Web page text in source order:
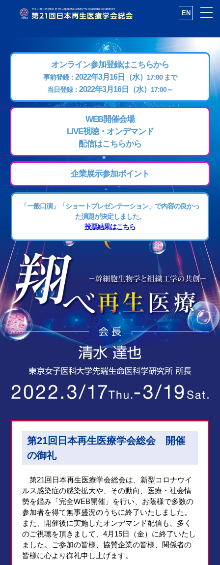
EN
オンライン参加登録はこちらから
事前登録： 2022年3月16日（水） 17:00 まで
当日登録： 2022年3月16日（水） 17:00～
WEB開催会場
LIVE視聴・オンデマンド
配信はこちらから
企業展示参加ポイント
「一般口演」「ショートプレゼンテーション」で内容の良かっ
た演題が決定しました。
投票結果はこちら
第21回日本再生医療学会総会 開催
の御礼
第21回日本再生医療学会総会は、新型コロナウイ
ルス感染症の感染拡大や、その動向、医療・社会情
勢を鑑み「完全WEB開催」を行い、お蔭様で多数の
参加者を得て無事盛況のうちに終了いたしました。
また、開催後に実施したオンデマンド配信も、多く
のご視聴を頂きまして、4月15日（金）に終了いたし
ました。ご参加の皆様、協賛企業の皆様、関係者の
皆様に心より御礼申し上げます。